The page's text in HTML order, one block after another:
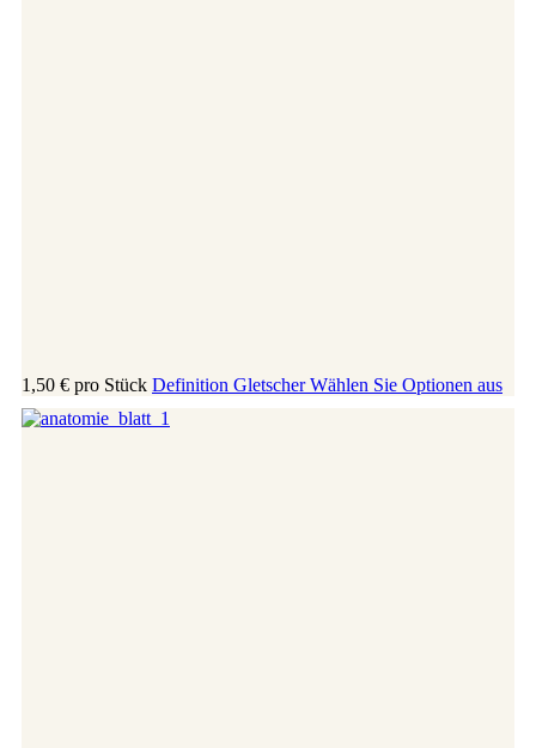
1,50 € pro Stück Definition GletscherWählen Sie Optionen aus